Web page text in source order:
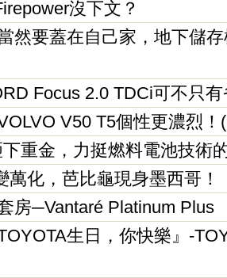
沒下文？
然要蓋在自己家，地下儲
Focus 2.0 TDCi可不只
V50 T5個性更濃烈！
重金，力挺燃料電池技術
萬化，芭比龜現身墨西哥！
房─Vantaré Platinum Plus
生日，你快樂』-